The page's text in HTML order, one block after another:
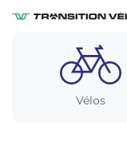
Vélos